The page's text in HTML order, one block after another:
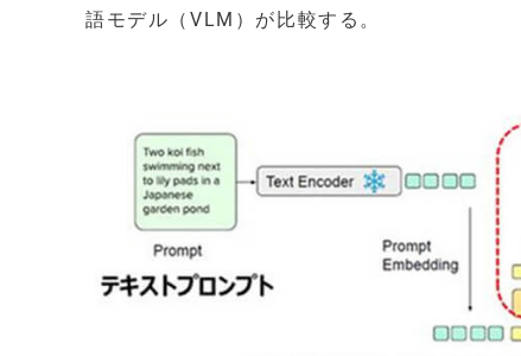
語モデル（VLM）が比較する。